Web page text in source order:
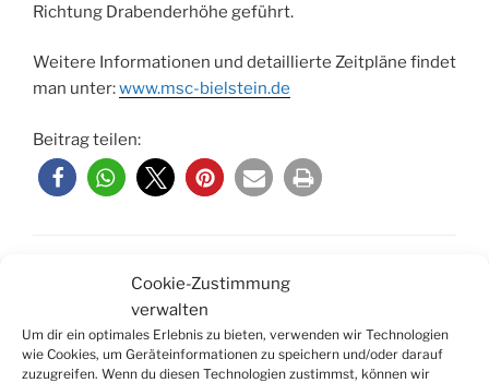
Cookie-Zustimmung
verwalten
Um dir ein optimales Erlebnis zu bieten, verwenden wir Technologien
wie Cookies, um Geräteinformationen zu speichern und/oder darauf
zuzugreifen. Wenn du diesen Technologien zustimmst, können wir
Richtung Drabenderhöhe geführt.
Weitere Informationen und detaillierte Zeitpläne findet
man unter:www.msc-bielstein.de
Beitrag teilen:
KATEGORIEN
AKTUELLES,TERMINE
Schreibe einen Kommentar